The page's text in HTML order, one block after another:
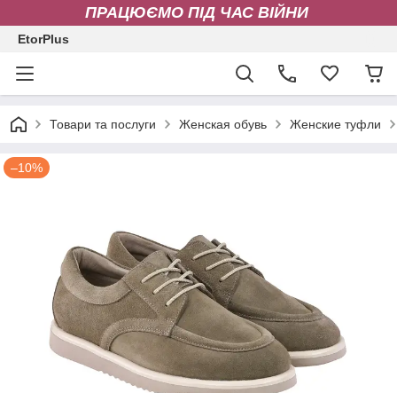
ПРАЦЮЄМО ПІД ЧАС ВІЙНИ
EtorPlus
Товари та послуги Женская обувь Женские туфли
–10%